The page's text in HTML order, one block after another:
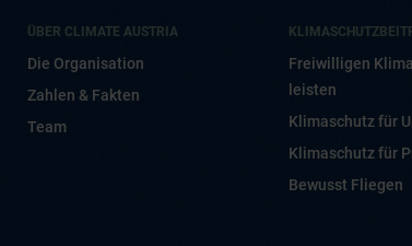
ÜBER CLIMATE AUSTRIA
Die Organisation
Zahlen & Fakten
Team
Freiwilligen
leisten
Klimaschutz für
Klimaschutz für
Bewusst Fliegen